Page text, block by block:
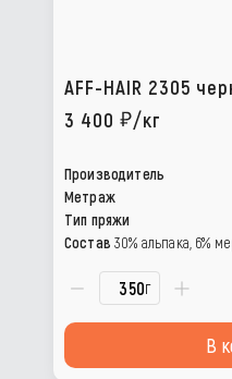
AFF-HAIR 2305
3 400
/кг
Производитель
Метраж
Тип пряжи
Состав 30% альпака, 6%
г
В